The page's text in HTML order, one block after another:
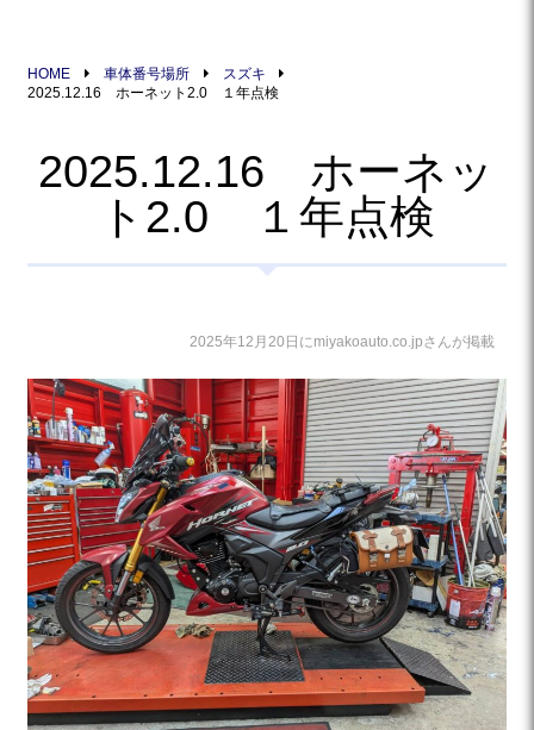
HOME 車体番号場所
スズキ
2025.12.16 ホーネット2.0 １年点検
2025.12.16 ホーネッ
ト2.0 １年点検
2025年12月20日にmiyakoauto.co.jpさんが掲載